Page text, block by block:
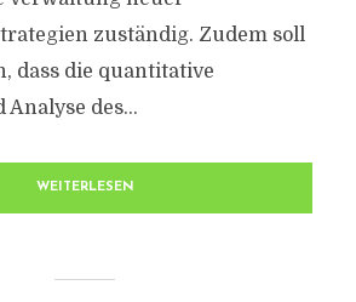
zuständig. Zudem soll
dass die quantitative
des...
WEITERLESEN